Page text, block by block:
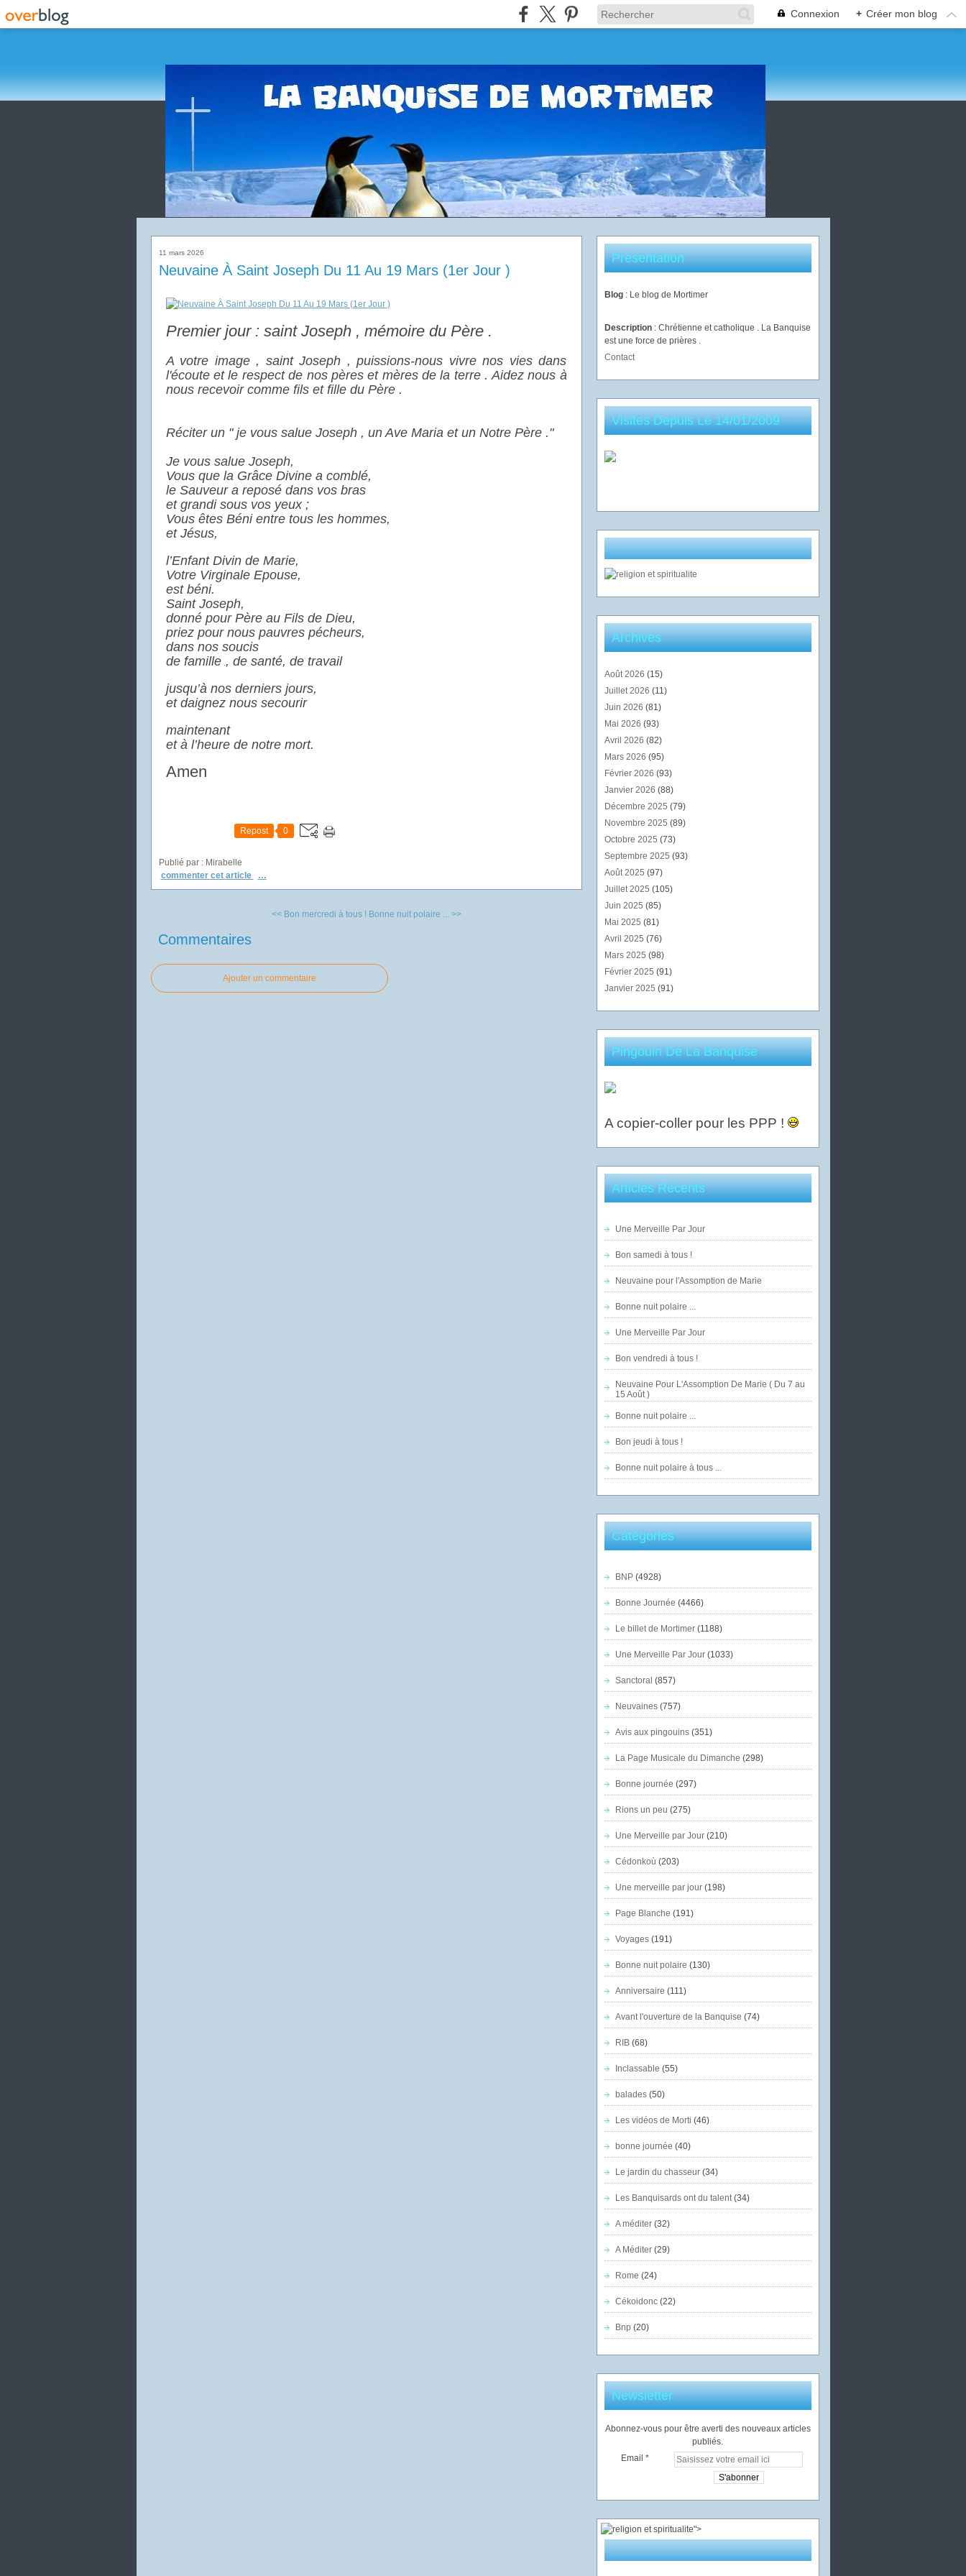
Connexion + Créer mon blog
11 mars 2026
Neuvaine À Saint Joseph Du 11 Au 19 Mars (1er Jour )
Premier jour : saint Joseph , mémoire du Père .
A votre image , saint Joseph , puissions-nous vivre nos vies dans
l'écoute et le respect de nos pères et mères de la terre . Aidez nous à
nous recevoir comme fils et fille du Père .
Réciter un " je vous salue Joseph , un Ave Maria et un Notre Père ."
Je vous salue Joseph,
Vous que la Grâce Divine a comblé,
le Sauveur a reposé dans vos bras
et grandi sous vos yeux ;
Vous êtes Béni entre tous les hommes,
et Jésus,
l’Enfant Divin de Marie,
Votre Virginale Epouse,
est béni.
Saint Joseph,
donné pour Père au Fils de Dieu,
priez pour nous pauvres pécheurs,
dans nos soucis
de famille ., de santé, de travail
jusqu’à nos derniers jours,
et daignez nous secourir
maintenant
et à l’heure de notre mort.
Amen
Repost 0
Publié par : Mirabelle
commenter cet article
…
<< Bon mercredi à tous ! Bonne nuit polaire ... >>
Commentaires
Ajouter un commentaire
Présentation
Blog : Le blog de Mortimer
Description : Chrétienne et catholique . La Banquise
est une force de prières .
Contact
Visites Depuis Le 14/01/2009
Archives
Août 2026 (15)
Juillet 2026 (11)
Juin 2026 (81)
Mai 2026 (93)
Avril 2026 (82)
Mars 2026 (95)
Février 2026 (93)
Janvier 2026 (88)
Décembre 2025 (79)
Novembre 2025 (89)
Octobre 2025 (73)
Septembre 2025 (93)
Août 2025 (97)
Juillet 2025 (105)
Juin 2025 (85)
Mai 2025 (81)
Avril 2025 (76)
Mars 2025 (98)
Février 2025 (91)
Janvier 2025 (91)
Pingouin De La Banquise
A copier-coller pour les PPP !
Articles Récents
Une Merveille Par Jour
Bon samedi à tous !
Neuvaine pour l'Assomption de Marie
Bonne nuit polaire ...
Une Merveille Par Jour
Bon vendredi à tous !
Neuvaine Pour L'Assomption De Marie ( Du 7 au
15 Août )
Bonne nuit polaire ...
Bon jeudi à tous !
Bonne nuit polaire à tous ...
Catégories
BNP(4928)
Bonne Journée (4466)
Le billet de Mortimer(1188)
Une Merveille Par Jour(1033)
Sanctoral (857)
Neuvaines(757)
Avis aux pingouins(351)
La Page Musicale du Dimanche (298)
Bonne journée (297)
Rions un peu (275)
Une Merveille par Jour(210)
Cédonkoù (203)
Une merveille par jour(198)
Page Blanche (191)
Voyages(191)
Bonne nuit polaire (130)
Anniversaire (111)
Avant l'ouverture de la Banquise (74)
RIB(68)
Inclassable (55)
balades(50)
Les vidéos de Morti (46)
bonne journée (40)
Le jardin du chasseur(34)
Les Banquisards ont du talent(34)
A méditer(32)
A Méditer(29)
Rome (24)
Cékoidonc(22)
Bnp (20)
Newsletter
Abonnez-vous pour être averti des nouveaux articles
publiés.
Email
">